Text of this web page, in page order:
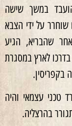
במשך שישה
שוחרר על ידי הצבא
שהבריא, הגיע
להשלמת לימודיו. ב־1946 יצא בדרכו לארץ במסגרת
בקפריסין.
טכני עצמאי והיה
בהרצליה.